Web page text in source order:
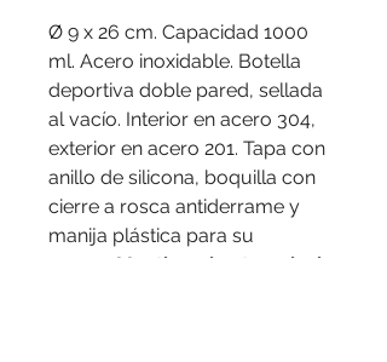
Ø 9 x 26 cm. Capacidad 1000
ml. Acero inoxidable. Botella
deportiva doble pared, sellada
al vacío. Interior en acero 304,
exterior en acero 201. Tapa con
anillo de silicona, boquilla con
cierre a rosca antiderrame y
manija plástica para su
Mantiene hasta 12 hs la